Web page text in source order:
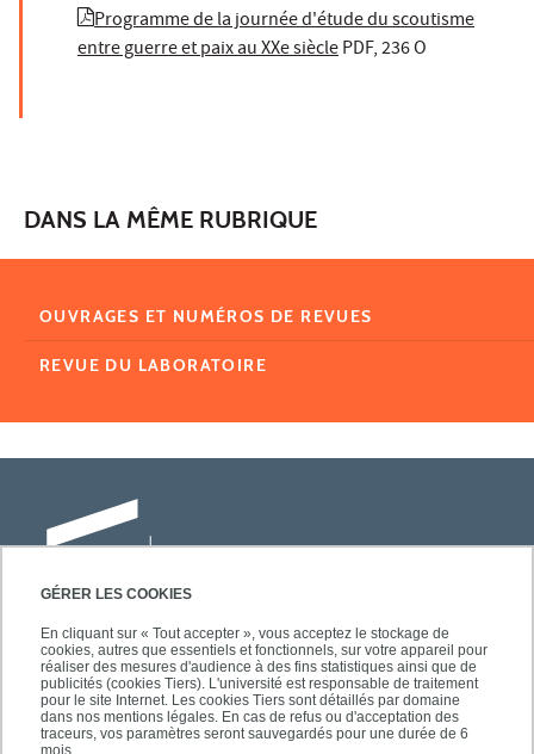
GÉRER LES COOKIES
En cliquant sur « Tout accepter », vous acceptez le stockage de
cookies, autres que essentiels et fonctionnels, sur votre appareil pour
réaliser des mesures d'audience à des fins statistiques ainsi que de
publicités (cookies Tiers). L'université est responsable de traitement
pour le site Internet. Les cookies Tiers sont détaillés par domaine
dans nos mentions légales. En cas de refus ou d'acceptation des
traceurs, vos paramètres seront sauvegardés pour une durée de 6
Programme de la journée d'étude du scoutisme
entre guerre et paix au XXe sièclePDF, 236 O
DANS LA MÊME RUBRIQUE
OUVRAGES ET NUMÉROS DE REVUES
REVUE DU LABORATOIRE
Université Paris-Est Créteil
Faculté des lettres, langues et sciences
humaines
61, avenue du Général de Gaulle